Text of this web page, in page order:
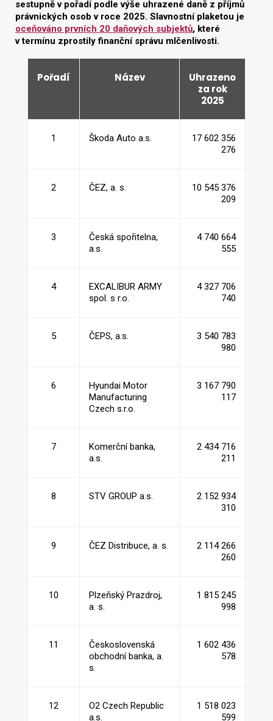
sestupně v pořadí podle výše uhrazené daně z příjmů
právnických osob v roce 2025. Slavnostní plaketou je
oceňováno prvních 20 daňových subjektů, které
v termínu zprostily finanční správu mlčenlivosti.
Pořadí Název
Uhrazeno
za rok
2025
1 Škoda Auto a.s.
17 602 356
276
2 ČEZ, a. s.
10 545 376
209
3
Česká spořitelna,
a.s.
4 740 664
555
4
EXCALIBUR ARMY
spol. s r.o.
4 327 706
740
5 ČEPS, a.s.
3 540 783
980
6
Hyundai Motor
Manufacturing
Czech s.r.o.
3 167 790
117
7
Komerční banka,
a.s.
2 434 716
211
8 STV GROUP a.s.
2 152 934
310
9 ČEZ Distribuce, a. s.
2 114 266
260
10
Plzeňský Prazdroj,
a. s.
1 815 245
998
11
Československá
obchodní banka, a.
s.
1 602 436
578
12
O2 Czech Republic
a.s.
1 518 023
599